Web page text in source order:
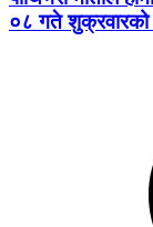
०८ गते शुक्रवारको